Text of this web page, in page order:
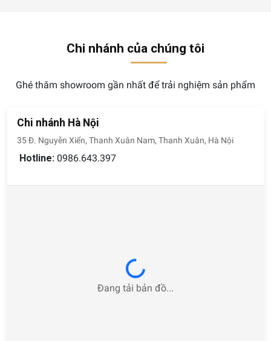
Chi nhánh của chúng tôi
Ghé thăm showroom gần nhất để trải nghiệm sản phẩm
Chi nhánh Hà Nội
35 Đ. Nguyễn Xiển, Thanh Xuân Nam, Thanh Xuân, Hà Nội
Hotline: 0986.643.397
Loading...
Đang tải bản đồ...